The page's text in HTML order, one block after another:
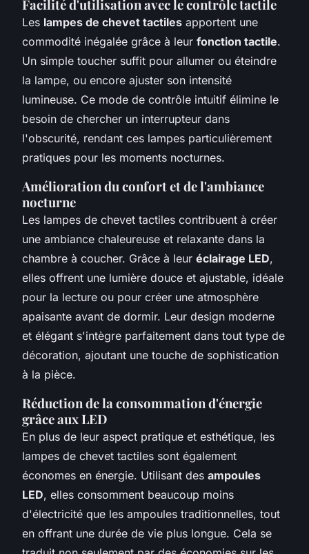
Facilité d'utilisation avec le contrôle tactile
Les lampes de chevet tactiles apportent une
commodité inégalée grâce à leur fonction tactile.
Un simple toucher suffit pour allumer ou éteindre
la lampe, ou encore ajuster son intensité
lumineuse. Ce mode de contrôle intuitif élimine le
besoin de chercher un interrupteur dans
l'obscurité, rendant ces lampes particulièrement
pratiques pour les moments nocturnes.
Amélioration du confort et de l'ambiance
nocturne
Les lampes de chevet tactiles contribuent à créer
une ambiance chaleureuse et relaxante dans la
chambre à coucher. Grâce à leur éclairage LED,
elles offrent une lumière douce et ajustable, idéale
pour la lecture ou pour créer une atmosphère
apaisante avant de dormir. Leur design moderne
et élégant s'intègre parfaitement dans tout type de
décoration, ajoutant une touche de sophistication
à la pièce.
Réduction de la consommation d'énergie
grâce aux LED
En plus de leur aspect pratique et esthétique, les
lampes de chevet tactiles sont également
économes en énergie. Utilisant des ampoules
LED, elles consomment beaucoup moins
d'électricité que les ampoules traditionnelles, tout
en offrant une durée de vie plus longue. Cela se